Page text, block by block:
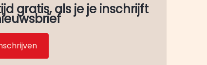
gratis, als je je inschrijft